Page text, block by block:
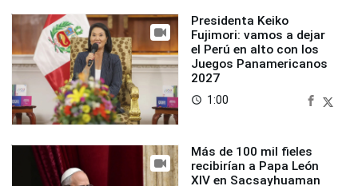
Presidenta Keiko
Fujimori: vamos a dejar
el Perú en alto con los
Juegos Panamericanos
2027
access_time 1:00
Más de 100 mil fieles
recibirían a Papa León
XIV en Sacsayhuaman